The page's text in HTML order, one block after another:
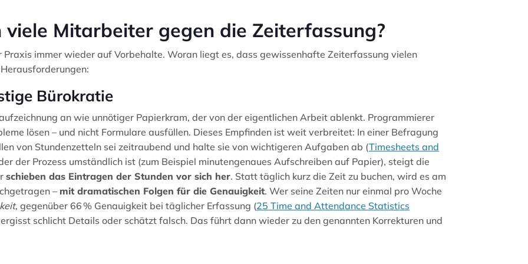
Mitarbeiter gegen die Zeiterfassung?
immer wieder auf Vorbehalte. Woran liegt es, dass gewissenhafte Zeiterfassung vielen
Bürokratie
an wie unnötiger Papierkram, der von der eigentlichen Arbeit ablenkt. Programmierer
lösen – und nicht Formulare ausfüllen. Dieses Empfinden ist weit verbreitet: In einer Befragung
von Stundenzetteln sei zeitraubend und halte sie von wichtigeren Aufgaben ab (Timesheets and
der Prozess umständlich ist (zum Beispiel minutengenaues Aufschreiben auf Papier), steigt die
schieben das Eintragen der Stunden vor sich her. Statt täglich kurz die Zeit zu buchen, wird es am
– mit dramatischen Folgen für die Genauigkeit. Wer seine Zeiten nur einmal pro Woche
, gegenüber 66 % Genauigkeit bei täglicher Erfassung (25 Time and Attendance Statistics
schlicht Details oder schätzt falsch. Das führt dann wieder zu den genannten Korrekturen und